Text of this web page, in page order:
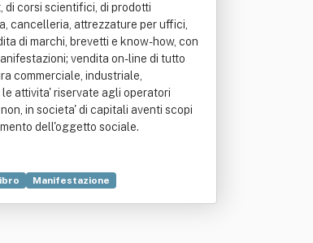
di corsi scientifici, di prodotti
cancelleria, attrezzature per uffici,
di marchi, brevetti e know-how, con
vendita on-line di tutto
commerciale, industriale,
attivita' riservate agli operatori
in societa' di capitali aventi scopi
dell'oggetto sociale.
Manifestazione